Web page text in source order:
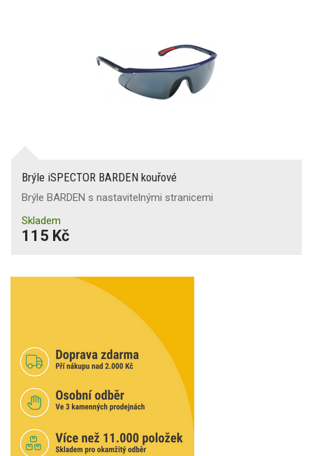
Brýle iSPECTOR BARDEN kouřové
Brýle BARDEN s nastavitelnými stranicemi
Skladem
115 Kč